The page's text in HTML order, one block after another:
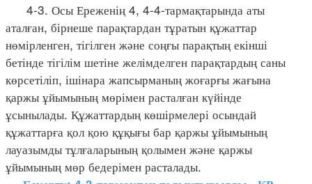
4-3. Осы Ереженің 4, 4-4-тармақтарында аты
аталған, бірнеше парақтардан тұратын құжаттар
нөмірленген, тігілген және соңғы парақтың екінші
бетінде тігілім шетіне желімделген парақтардың саны
көрсетіліп, ішінара жапсырманың жоғарғы жағына
қаржы ұйымының мөрімен расталған күйінде
ұсынылады. Құжаттардың көшірмелері осындай
құжаттарға қол қою құқығы бар қаржы ұйымының
лауазымды тұлғаларының қолымен және қаржы
ұйымының мөр бедерімен расталады.